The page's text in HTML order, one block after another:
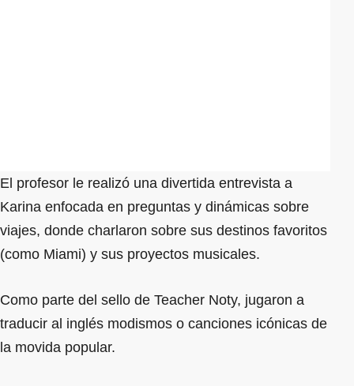
El profesor le realizó una divertida entrevista a
Karina enfocada en preguntas y dinámicas sobre
viajes, donde charlaron sobre sus destinos favoritos
(como Miami) y sus proyectos musicales.
Como parte del sello de Teacher Noty, jugaron a
traducir al inglés modismos o canciones icónicas de
la movida popular.